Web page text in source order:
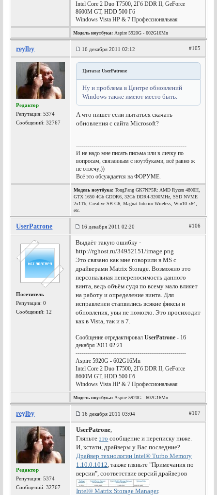
Intel Core 2 Duo T7500, 2Гб DDR II, GeForce
8600M GT, HDD 500 Гб
Windows Vista HP & 7 Профессиональная
Модель ноутбука: Aspire 5920G - 602G16Mn
reylby 16 декабря 2011 02:12 #105
Редактор
Репутация:5374
Сообщений: 32767
Цитата: UserPatrone
Ну и проблема в Центре обновлений
Windows также имеют место быть.
А что пишет если пытаться скачать
обновления с сайта Microsoft?
---------------------------------------------------------
И не надо мне писать письма или в личку по
вопросам, связанным с ноутбуками, всё равно ж
не отвечу;))
Всё это обсуждается на ФОРУМЕ.
Модель ноутбука: TongFang GK7NP5R: AMD Ryzen 4800H,
GTX 1650 4Gb GDDR6, 32Gb DDR4-3200MHz, SSD NVME
2x1Tb; Creative SB G6, Magnat Interior Wireless, Win10 x64,
etc.
UserPatrone 16 декабря 2011 02:20 #106
Посетитель
Репутация:0
Сообщений: 12
Выдаёт такую ошибку -
http://rghost.ru/34952151/image.png
Это связано как мне говорили в MS с
драйверами Matrix Storage. Возможно это
персональная непереносимость данного
винта, ведь объём судя по всему мало влияет
на работу и определение винта. Для
исправленеи стапвились всякие фиксы и
обновления, увы не помогло. Это просиходит
как в Vista, так и в 7.
Сообщение отредактировалUserPatrone - 16
декабря 2011 02:21
---------------------------------------------------------
Aspire 5920G - 602G16Mn
Intel Core 2 Duo T7500, 2Гб DDR II, GeForce
8600M GT, HDD 500 Гб
Windows Vista HP & 7 Профессиональная
Модель ноутбука: Aspire 5920G - 602G16Mn
reylby 16 декабря 2011 03:04 #107
Редактор
Репутация:5374
Сообщений: 32767
UserPatrone,
Гляньтеэто сообщение и переписку ниже.
И, кстати, драйверы у Вас последние?
Драйвер технологии Intel® Turbo Memory
1.10.0.1012, также гляньте "Примечания по
версии", соответствие версий драйверов
.
Intel® Matrix Storage Manager.